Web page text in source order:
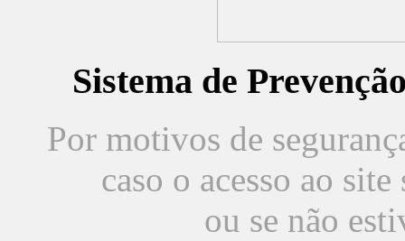
Sistema de
Por motivos de
caso o acesso ao
ou se não